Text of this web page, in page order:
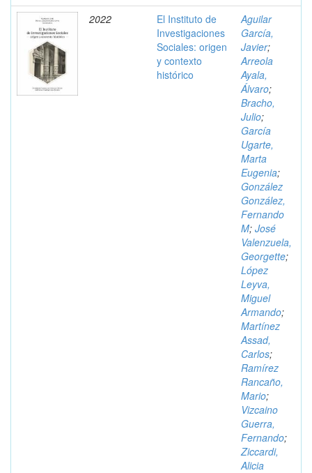
2022
El Instituto de
Investigaciones
Sociales: origen
y contexto
histórico
Aguilar
García,
Javier;
Arreola
Ayala,
Álvaro;
Bracho,
Julio;
García
Ugarte,
Marta
Eugenia;
González
González,
Fernando
M; José
Valenzuela,
Georgette;
López
Leyva,
Miguel
Armando;
Martínez
Assad,
Carlos;
Ramírez
Rancaño,
Mario;
Vizcaino
Guerra,
Fernando;
Ziccardi,
Alicia